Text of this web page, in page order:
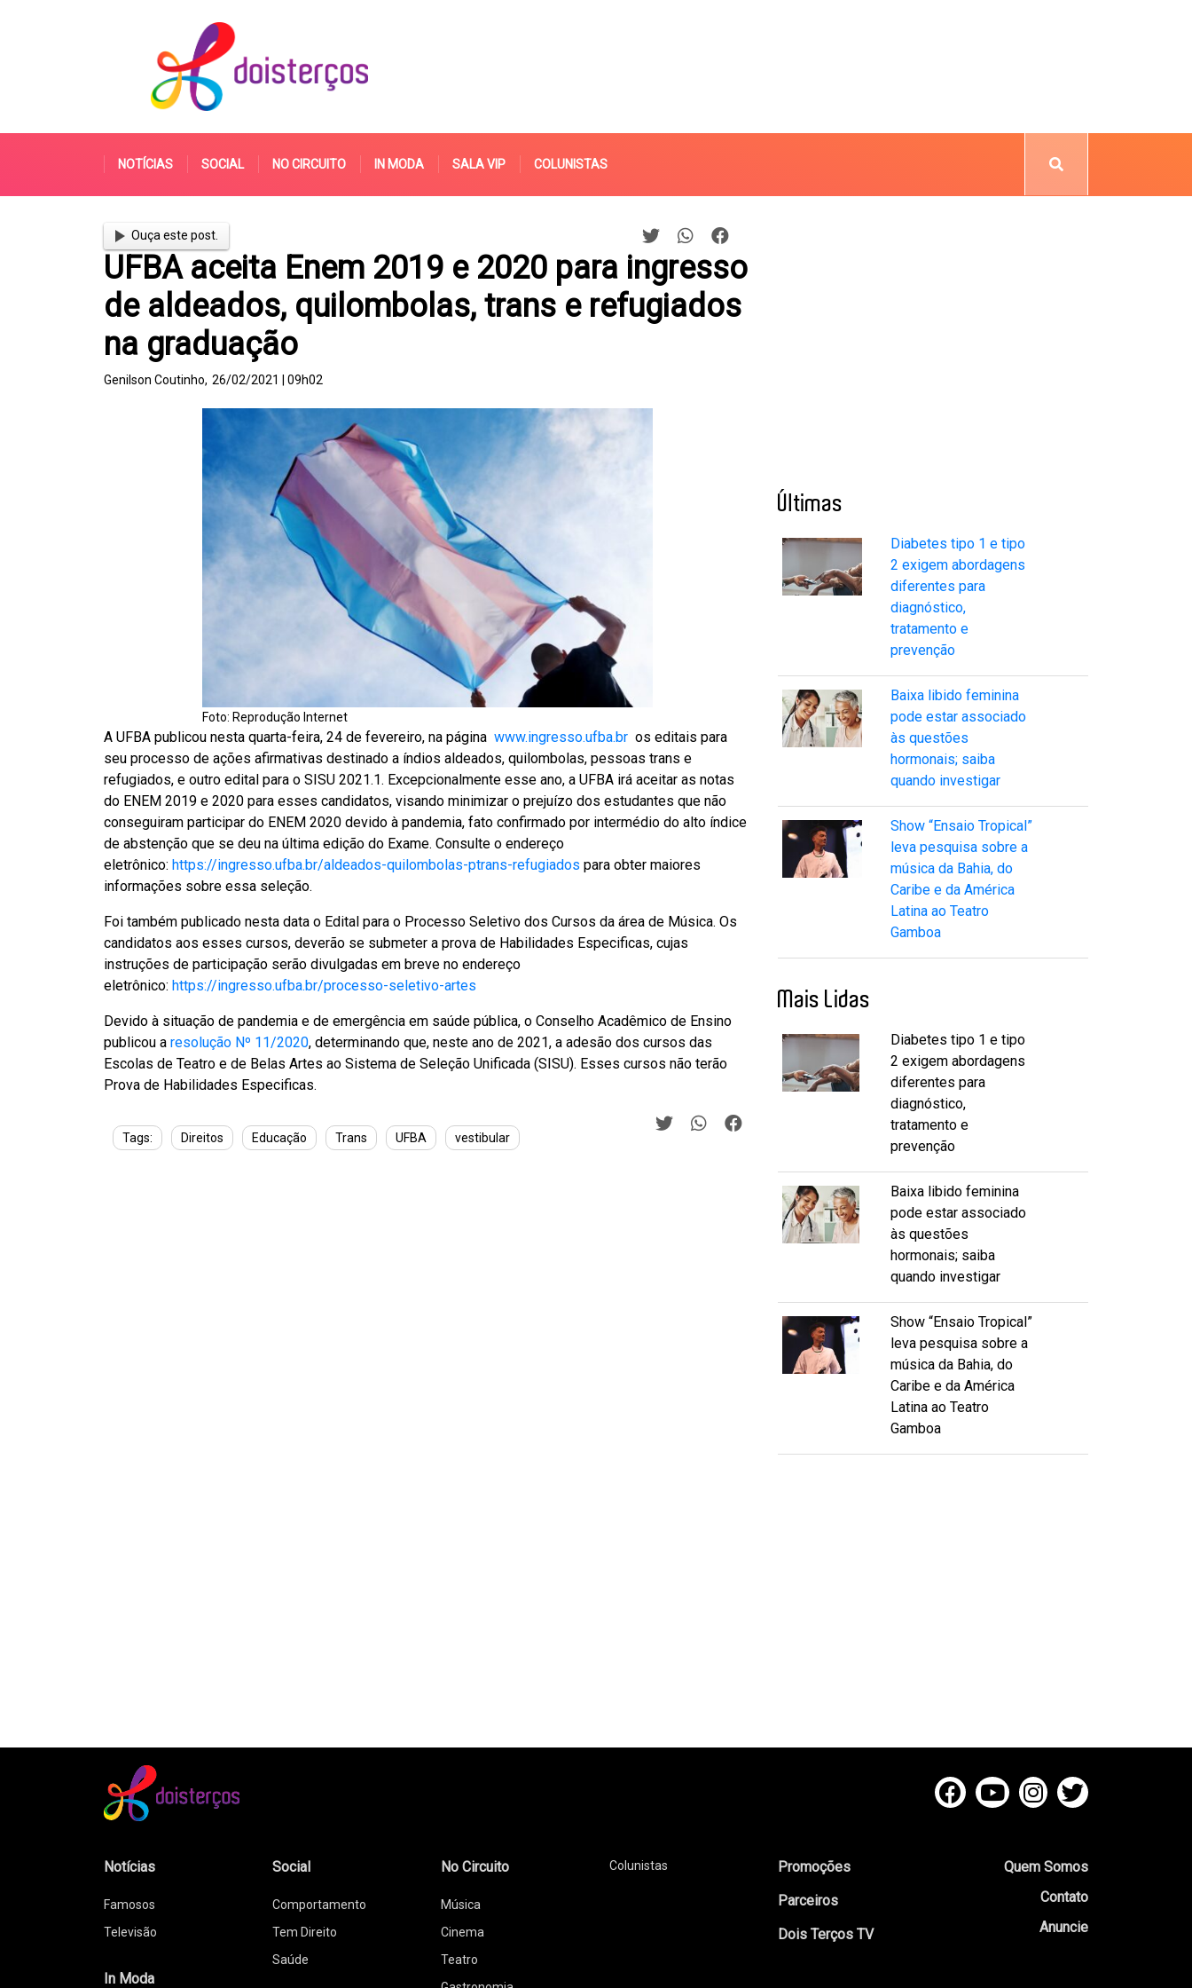
NOTÍCIAS SOCIAL NO CIRCUITO IN MODA SALA VIP COLUNISTAS
Ouça este post.
UFBA aceita Enem 2019 e 2020 para ingresso
de aldeados, quilombolas, trans e refugiados
na graduação
Genilson Coutinho, 26/02/2021 | 09h02
Foto: Reprodução Internet
A UFBA publicou nesta quarta-feira, 24 de fevereiro, na página www.ingresso.ufba.br os editais para
seu processo de ações afirmativas destinado a índios aldeados, quilombolas, pessoas trans e
refugiados, e outro edital para o SISU 2021.1. Excepcionalmente esse ano, a UFBA irá aceitar as notas
do ENEM 2019 e 2020 para esses candidatos, visando minimizar o prejuízo dos estudantes que não
conseguiram participar do ENEM 2020 devido à pandemia, fato confirmado por intermédio do alto índice
de abstenção que se deu na última edição do Exame. Consulte o endereço
eletrônico: https://ingresso.ufba.br/aldeados-quilombolas-ptrans-refugiados para obter maiores
informações sobre essa seleção.
Foi também publicado nesta data o Edital para o Processo Seletivo dos Cursos da área de Música. Os
candidatos aos esses cursos, deverão se submeter a prova de Habilidades Especificas, cujas
instruções de participação serão divulgadas em breve no endereço
eletrônico: https://ingresso.ufba.br/processo-seletivo-artes
Devido à situação de pandemia e de emergência em saúde pública, o Conselho Acadêmico de Ensino
publicou a resolução Nº 11/2020, determinando que, neste ano de 2021, a adesão dos cursos das
Escolas de Teatro e de Belas Artes ao Sistema de Seleção Unificada (SISU). Esses cursos não terão
Prova de Habilidades Especificas.
Tags: Direitos Educação Trans UFBA vestibular
Últimas
Diabetes tipo 1 e tipo
2 exigem abordagens
diferentes para
diagnóstico,
tratamento e
prevenção
Baixa libido feminina
pode estar associado
às questões
hormonais; saiba
quando investigar
Show “Ensaio Tropical”
leva pesquisa sobre a
música da Bahia, do
Caribe e da América
Latina ao Teatro
Gamboa
Mais Lidas
Diabetes tipo 1 e tipo
2 exigem abordagens
diferentes para
diagnóstico,
tratamento e
prevenção
Baixa libido feminina
pode estar associado
às questões
hormonais; saiba
quando investigar
Show “Ensaio Tropical”
leva pesquisa sobre a
música da Bahia, do
Caribe e da América
Latina ao Teatro
Gamboa
Notícias
Famosos
Televisão
In Moda
Social
Comportamento
Tem Direito
Saúde
No Circuito
Música
Cinema
Teatro
Colunistas
Promoções
Parceiros
Dois Terços TV
Quem Somos
Contato
Anuncie